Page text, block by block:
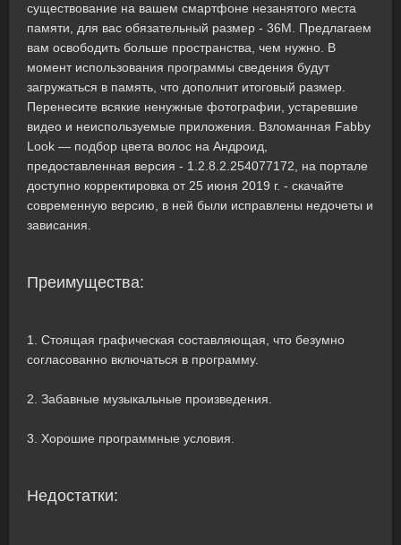
существование на вашем смартфоне незанятого места
памяти, для вас обязательный размер - 36M. Предлагаем
вам освободить больше пространства, чем нужно. В
момент использования программы сведения будут
загружаться в память, что дополнит итоговый размер.
Перенесите всякие ненужные фотографии, устаревшие
видео и неиспользуемые приложения. Взломанная Fabby
Look — подбор цвета волос на Андроид,
предоставленная версия - 1.2.8.2.254077172, на портале
доступно корректировка от 25 июня 2019 г. - скачайте
современную версию, в ней были исправлены недочеты и
зависания.
Преимущества:
1. Стоящая графическая составляющая, что безумно
согласованно включаться в программу.
2. Забавные музыкальные произведения.
3. Хорошие программные условия.
Недостатки: